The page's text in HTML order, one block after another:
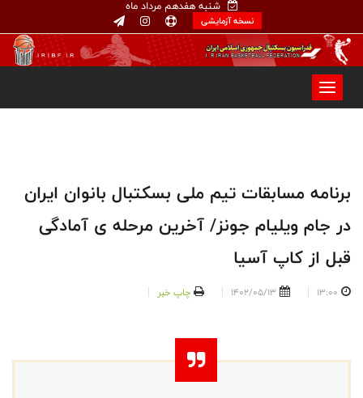
شنبه هفدهم مرداد ماه
نسخه آزمایشی
برنامه مسابقات تیم ملی بسکتبال بانوان ایران
در جام ویلیام جونز/ آخرین مرحله ی آمادگی
قبل از کاپ آسیا
13:00
1402/05/13 چاپ خبر